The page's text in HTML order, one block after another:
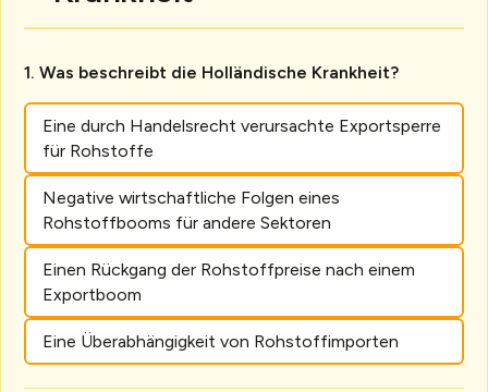
Was beschreibt die Holländische Krankheit?
Eine durch Handelsrecht verursachte Exportsperre
für Rohstoffe
Negative wirtschaftliche Folgen eines
Rohstoffbooms für andere Sektoren
Einen Rückgang der Rohstoffpreise nach einem
Exportboom
Eine Überabhängigkeit von Rohstoffimporten